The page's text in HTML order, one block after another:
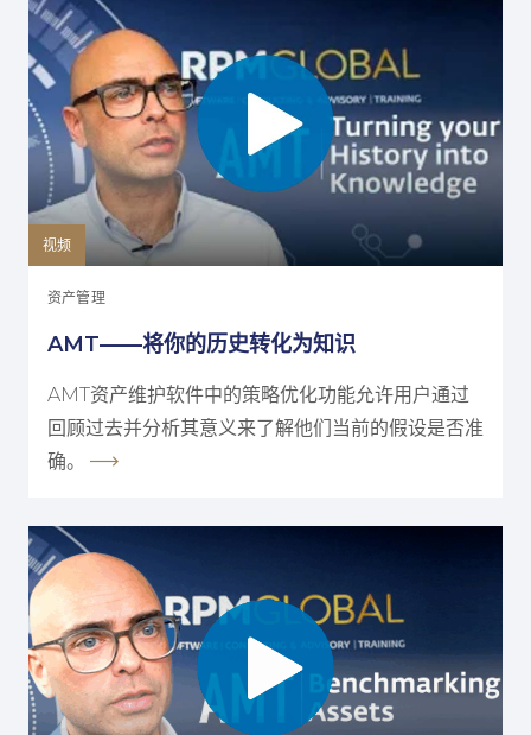
视频
资产管理
AMT——将你的历史转化为知识
AMT资产维护软件中的策略优化功能允许用户通过
回顾过去并分析其意义来了解他们当前的假设是否准
确。